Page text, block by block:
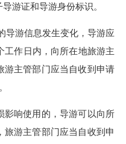
证和导游身份标识。
游信息发生变化，导游应
工作日内，向所在地旅游主
游主管部门应当自收到申请
响使用的，导游可以向所
游主管部门应当自收到申